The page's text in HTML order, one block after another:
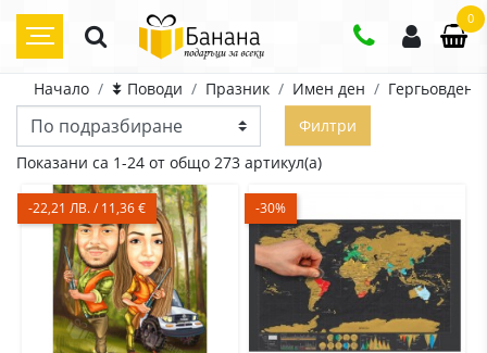
0
Начало ⯯ Поводи Празник Имен ден
Гергьовден
Филтри
Показани са 1-24 от общо 273 артикул(а)
-22,21 ЛВ. / 11,36 € -30%